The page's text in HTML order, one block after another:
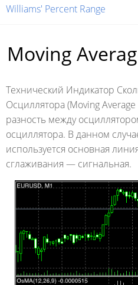
Williams' Percent Range
Moving
Технический Индикатор
Осциллятора (Moving
разность между
осциллятора. В данном
используется основная
сглаживания — сигнальная.